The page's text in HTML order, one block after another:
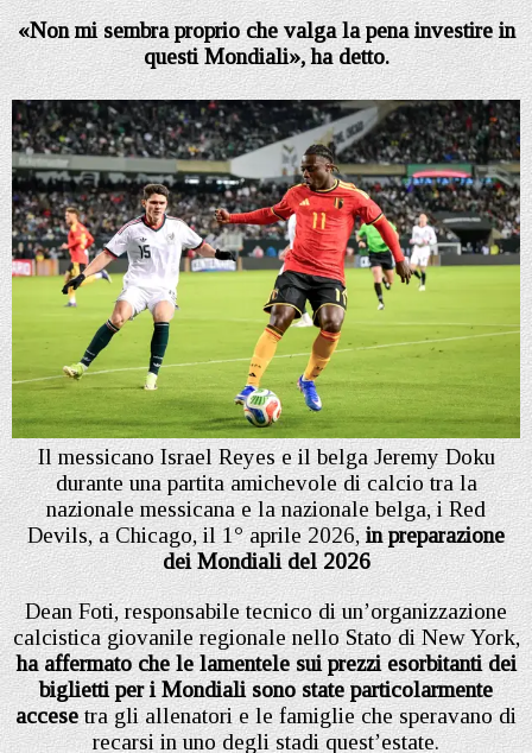
«Non mi sembra proprio che valga la pena investire in
questi Mondiali», ha detto.
Il messicano Israel Reyes e il belga Jeremy Doku
durante una partita amichevole di calcio tra la
nazionale messicana e la nazionale belga, i Red
Devils, a Chicago, il 1° aprile 2026,in preparazione
dei Mondiali del 2026
Dean Foti, responsabile tecnico di un’organizzazione
calcistica giovanile regionale nello Stato di New York,
ha affermato che le lamentele sui prezzi esorbitanti dei
biglietti per i Mondiali sono state particolarmente
accesetra gli allenatori e le famiglie che speravano di
recarsi in uno degli stadi quest’estate.